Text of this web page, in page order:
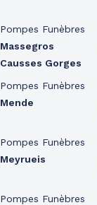
Pompes Funèbres
Massegros
Causses Gorges
Pompes Funèbres
Mende
Pompes Funèbres
Meyrueis
Pompes Funèbres